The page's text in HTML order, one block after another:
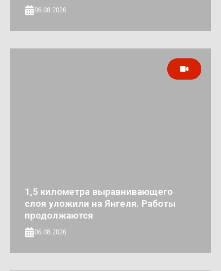
06.08.2026
1,5 километра выравнивающего
слоя уложили на Янгеля. Работы
продолжаются
06.08.2026